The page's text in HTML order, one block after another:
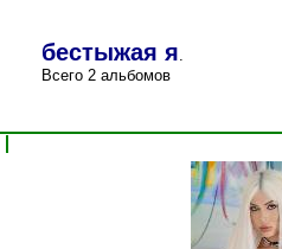
бестыжая я.
Всего 2 альбомов